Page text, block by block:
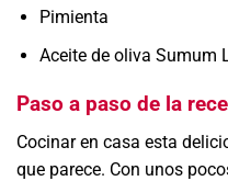
Pimienta
Aceite de oliva Sumum
Paso a paso de la
Cocinar en casa esta
que parece. Con unos